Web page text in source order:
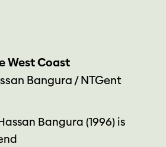
West Coast
Bangura / NTGent
Bangura (1996) is